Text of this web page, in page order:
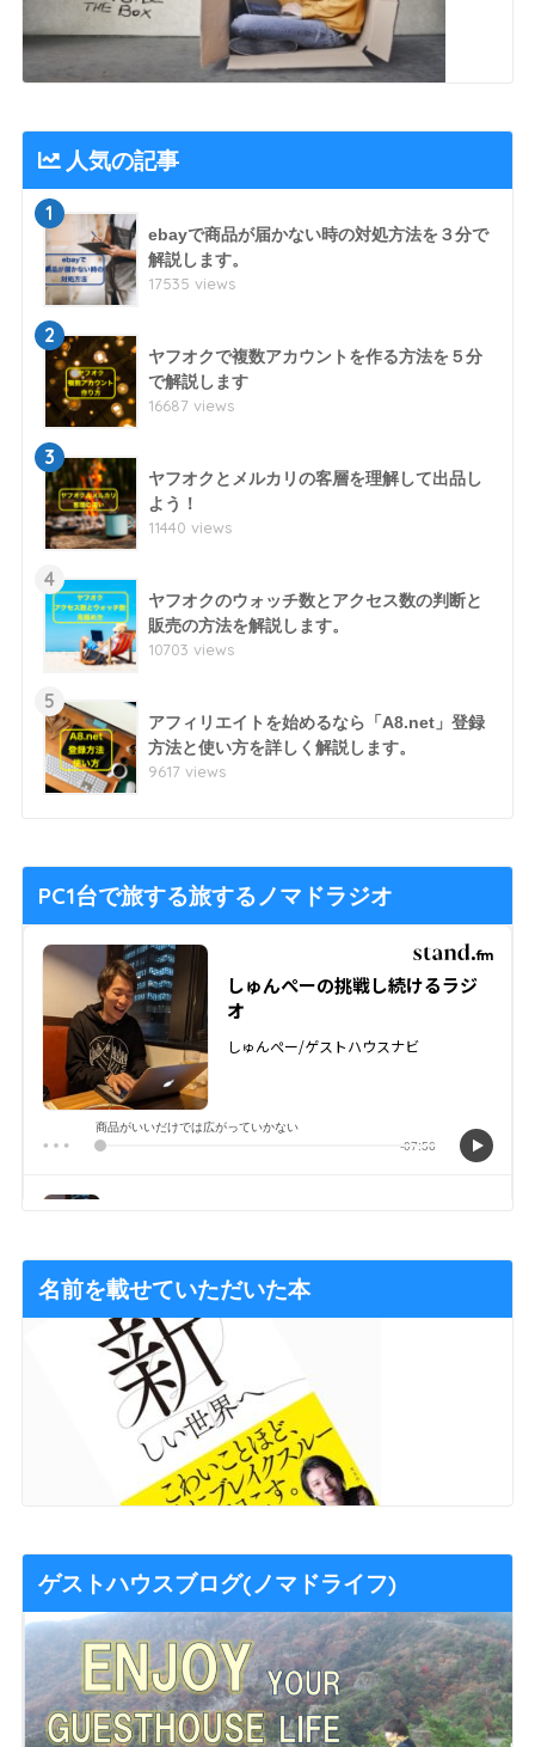
人気の記事
1
ebayで商品が届かない時の対処方法を３分で
解説します。
17535 views
2
ヤフオクで複数アカウントを作る方法を５分
で解説します
16687 views
3
ヤフオクとメルカリの客層を理解して出品し
よう！
11440 views
4
ヤフオクのウォッチ数とアクセス数の判断と
販売の方法を解説します。
10703 views
5
アフィリエイトを始めるなら「A8.net」登録
方法と使い方を詳しく解説します。
9617 views
PC1台で旅する旅するノマドラジオ
名前を載せていただいた本
ゲストハウスブログ(ノマドライフ)